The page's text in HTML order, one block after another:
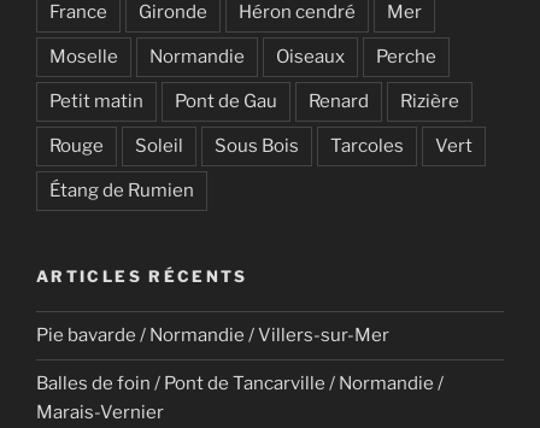
France Gironde Héron cendré Mer
Moselle Normandie Oiseaux Perche
Petit matin Pont de Gau Renard Rizière
Rouge Soleil Sous Bois Tarcoles Vert
Étang de Rumien
ARTICLES RÉCENTS
Pie bavarde / Normandie / Villers-sur-Mer
Balles de foin / Pont de Tancarville / Normandie /
Marais-Vernier